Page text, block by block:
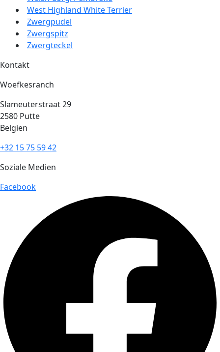
West Highland White Terrier
Zwergpudel
Zwergspitz
Zwergteckel
Kontakt
Woefkesranch
Slameuterstraat 29
2580 Putte
Belgien
+32 15 75 59 42
Soziale Medien
Facebook